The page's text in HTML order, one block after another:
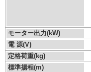
モーター出力(kW)
電 源(V)
定格荷重(kg)
標準揚程(m)